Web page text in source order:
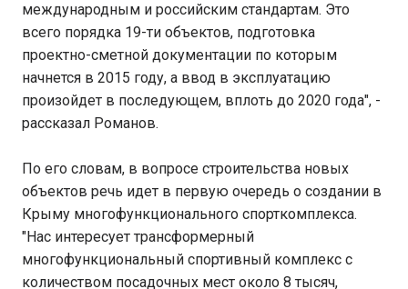
международным и российским стандартам. Это
всего порядка 19-ти объектов, подготовка
проектно-сметной документации по которым
начнется в 2015 году, а ввод в эксплуатацию
произойдет в последующем, вплоть до 2020 года", -
рассказал Романов.
По его словам, в вопросе строительства новых
объектов речь идет в первую очередь о создании в
Крыму многофункционального спорткомплекса.
"Нас интересует трансформерный
многофункциональный спортивный комплекс с
количеством посадочных мест около 8 тысяч,